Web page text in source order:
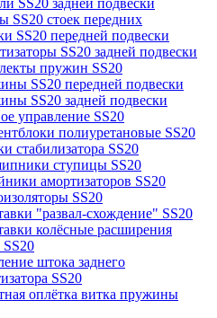
SS20 задней подвески
SS20 стоек передних
SS20 передней подвески
SS20 задней подвески
пружин SS20
SS20 передней подвески
SS20 задней подвески
управление SS20
полиуретановые SS20
стабилизатора SS20
ступицы SS20
амортизаторов SS20
SS20
"развал-схождение" SS20
колёсные расширения
SS20
штока заднего
SS20
оплётка витка пружины